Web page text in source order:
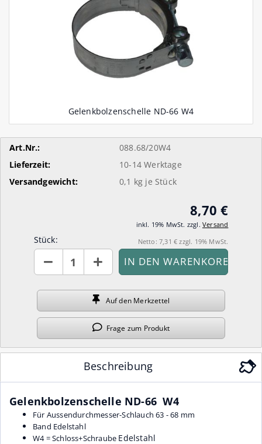
Art.Nr.:
088.68/20W4
Lieferzeit:
10-14 Werktage
Versandgewicht:
0,1 kg je Stück
8,70 €
inkl. 19% MwSt. zzgl. Versand
Netto: 7,31 € zzgl. 19% MwSt.
Stück:
Stück
Auf den Merkzettel
Frage zum Produkt
Beschreibung
Gelenkbolzenschelle ND-66 W4
Für Aussendurchmesser-Schlauch 63 - 68 mm
Band Edelstahl
W4 = Schloss+Schraube Edelstahl